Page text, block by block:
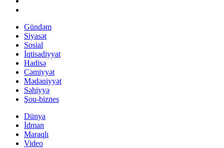
Gündəm
Siyasət
Sosial
İqtisadiyyat
Hadisə
Cəmiyyət
Mədəniyyət
Səhiyyə
Şou-biznes
Dünya
İdman
Maraqlı
Video